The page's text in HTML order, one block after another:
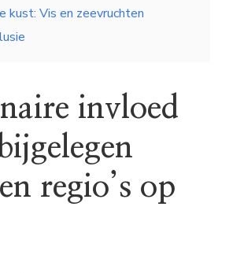
kust: Vis en zeevruchten
invloed
regio’s op